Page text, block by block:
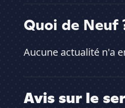
Quoi de Neuf
Aucune actualité n'a
Avis sur le